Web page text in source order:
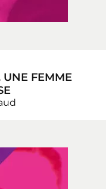
UNE FEMME